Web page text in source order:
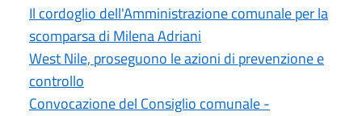
Il cordoglio dell'Amministrazione comunale per la
scomparsa di Milena Adriani
West Nile, proseguono le azioni di prevenzione e
controllo
Convocazione del Consiglio comunale -